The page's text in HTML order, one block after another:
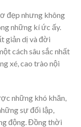
đẹp nhưng không
những kí ức ấy.
giản dị và đời
cách sâu sắc nhất
xé, cao trào nội
những khó khăn,
sự đối lập,
động. Đồng thời